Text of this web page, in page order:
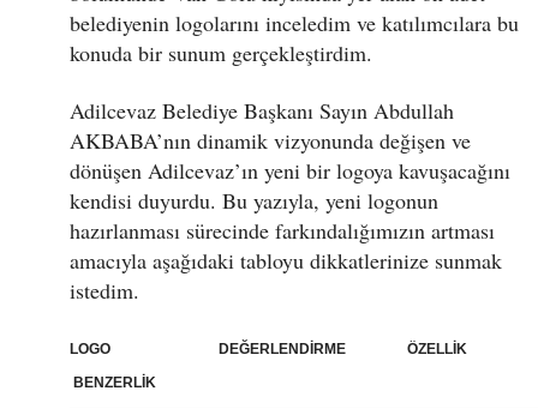
belediyenin logolarını inceledim ve katılımcılara bu
konuda bir sunum gerçekleştirdim.
Adilcevaz Belediye Başkanı Sayın Abdullah
AKBABA’nın dinamik vizyonunda değişen ve
dönüşen Adilcevaz’ın yeni bir logoya kavuşacağını
kendisi duyurdu. Bu yazıyla, yeni logonun
hazırlanması sürecinde farkındalığımızın artması
amacıyla aşağıdaki tabloyu dikkatlerinize sunmak
istedim.
LOGO DEĞERLENDİRME ÖZELLİK
BENZERLİK